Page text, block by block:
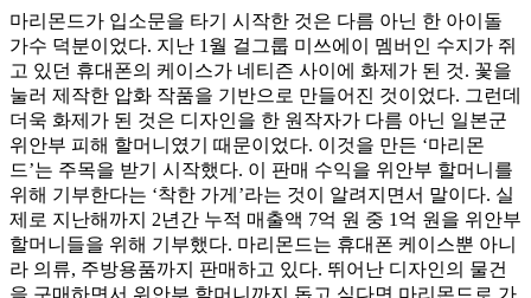
마리몬드가 입소문을 타기 시작한 것은 다름 아닌 한 아이돌
가수 덕분이었다. 지난 1월 걸그룹 미쓰에이 멤버인 수지가 쥐
고 있던 휴대폰의 케이스가 네티즌 사이에 화제가 된 것. 꽃을
눌러 제작한 압화 작품을 기반으로 만들어진 것이었다. 그런데
더욱 화제가 된 것은 디자인을 한 원작자가 다름 아닌 일본군
위안부 피해 할머니였기 때문이었다. 이것을 만든 ‘마리몬
드’는 주목을 받기 시작했다. 이 판매 수익을 위안부 할머니를
위해 기부한다는 ‘착한 가게’라는 것이 알려지면서 말이다. 실
제로 지난해까지 2년간 누적 매출액 7억 원 중 1억 원을 위안부
할머니들을 위해 기부했다. 마리몬드는 휴대폰 케이스뿐 아니
라 의류, 주방용품까지 판매하고 있다. 뛰어난 디자인의 물건